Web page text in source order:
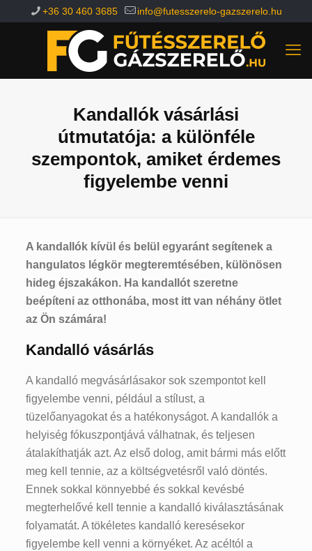
+36 30 460 3685 info@futesszerelo-gazszerelo.hu
Kandallók vásárlási
útmutatója: a különféle
szempontok, amiket érdemes
figyelembe venni
A kandallók kívül és belül egyaránt segítenek a
hangulatos légkör megteremtésében, különösen
hideg éjszakákon. Ha kandallót szeretne
beépíteni az otthonába, most itt van néhány ötlet
az Ön számára!
Kandalló vásárlás
A kandalló megvásárlásakor sok szempontot kell
figyelembe venni, például a stílust, a
tüzelőanyagokat és a hatékonyságot. A kandallók a
helyiség fókuszpontjává válhatnak, és teljesen
átalakíthatják azt. Az első dolog, amit bármi más előtt
meg kell tennie, az a költségvetésről való döntés.
Ennek sokkal könnyebbé és sokkal kevésbé
megterhelővé kell tennie a kandalló kiválasztásának
folyamatát. A tökéletes kandalló keresésekor
figyelembe kell venni a környéket. Az acéltól a